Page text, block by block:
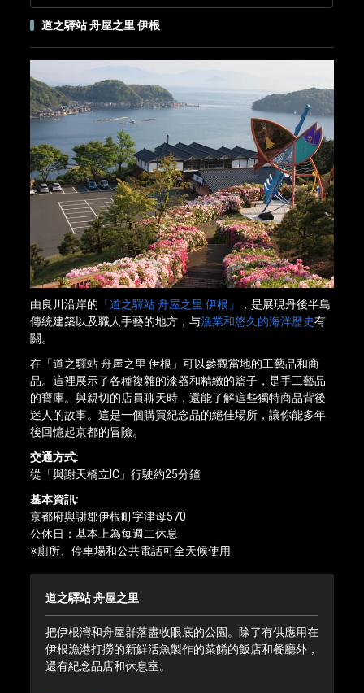
道之驛站 舟屋之里 伊根
由良川沿岸的 「道之驛站 舟屋之里 伊根」
，是展現丹後半島
傳統建築以及職人手藝的地方，与漁業和悠久的海洋歷史有
關。
在「道之驛站 舟屋之里 伊根」可以參觀當地的工藝品和商
品。這裡展示了各種複雜的漆器和精緻的籃子，是手工藝品
的寶庫。與親切的店員聊天時，還能了解這些獨特商品背後
迷人的故事。這是一個購買紀念品的絕佳場所，讓你能多年
後回憶起京都的冒險。
交通方式:
從「與謝天橋立IC」行駛約25分鐘
基本資訊:
京都府與謝郡伊根町字津母570
公休日：基本上為每週二休息
※廁所、停車場和公共電話可全天候使用
道之驛站 舟屋之里
把伊根灣和舟屋群落盡收眼底的公園。除了有供應用在
伊根漁港打撈的新鮮活魚製作的菜餚的飯店和餐廳外，
還有紀念品店和休息室。